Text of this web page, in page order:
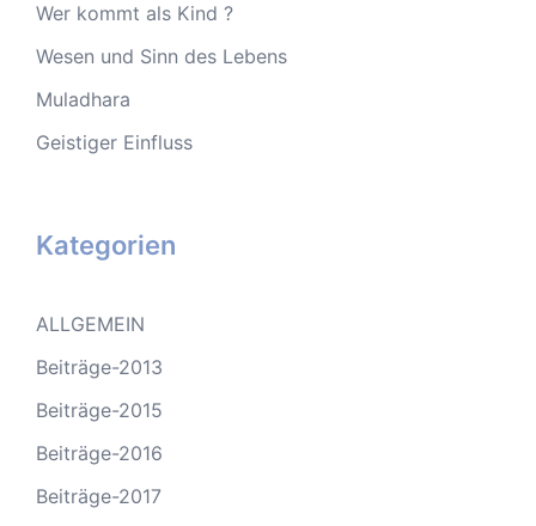
Wer kommt als Kind ?
Wesen und Sinn des Lebens
Muladhara
Geistiger Einfluss
Kategorien
ALLGEMEIN
Beiträge-2013
Beiträge-2015
Beiträge-2016
Beiträge-2017